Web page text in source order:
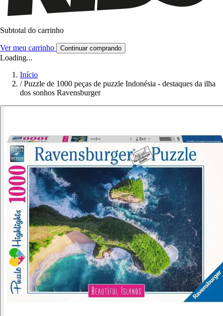
Subtotal do carrinho
Ver meu carrinho Continuar comprando
Loading...
Início
/ Puzzle de 1000 peças de puzzle Indonésia - destaques da ilha
dos sonhos Ravensburger